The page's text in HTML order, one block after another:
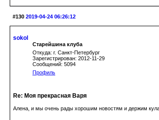
#130 2019-04-24 06:26:12
sokol
Старейшина клуба
Откуда: г. Санкт-Петербург
Зарегистрирован: 2012-11-29
Сообщений: 5094
Профиль
Re: Моя прекрасная Варя
Алена, и мы очень рады хорошим новостям и держим